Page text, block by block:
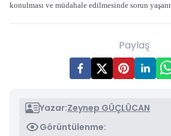
konulması ve müdahale edilmesinde sorun
Paylaş
Yazar:Zeynep GÜÇLÜCAN
Görüntülenme: